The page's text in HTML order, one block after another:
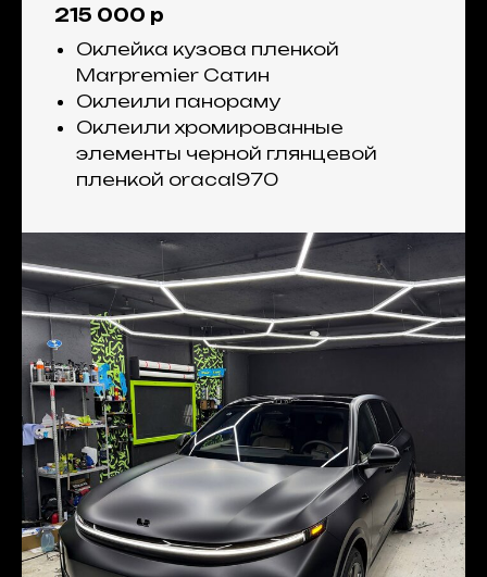
215 000 р
Оклейка кузова пленкой
Marpremier Сатин
Оклеили панораму
Оклеили хромированные
элементы черной глянцевой
пленкой oracal970